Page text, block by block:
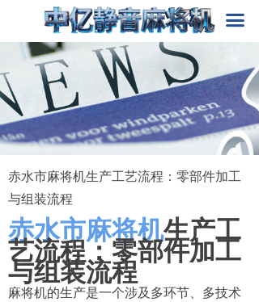
끀
关于我们
产品中心
新闻动态
赤水市麻将机生产工
艺流程：零部件加工
与组装流程
麻将机的生产是一个涉及多环节、多技术
赤水市麻将机生产工艺流程：零部件加工
与组装流程